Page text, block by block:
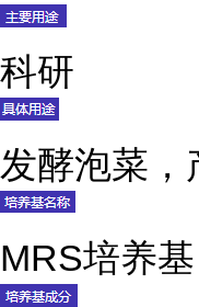
科研
发酵泡菜，
MRS培养基